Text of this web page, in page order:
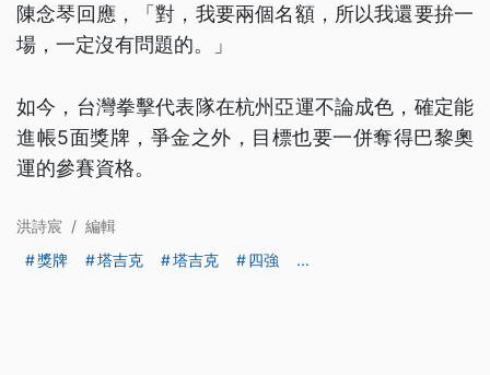
陳念琴回應，「對，我要兩個名額，所以我還要拚一
場，一定沒有問題的。」
如今，台灣拳擊代表隊在杭州亞運不論成色，確定能
進帳5面獎牌，爭金之外，目標也要一併奪得巴黎奧
運的參賽資格。
洪詩宸 / 編輯
獎牌
塔吉克 塔吉克 四強 ...